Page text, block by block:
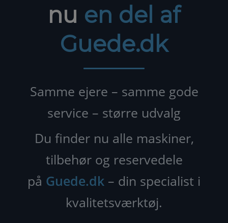
nu en del af
Guede.dk
Samme ejere – samme gode
service – større udvalg
Du finder nu alle maskiner,
tilbehør og reservedele
på Guede.dk – din specialist i
kvalitetsværktøj.